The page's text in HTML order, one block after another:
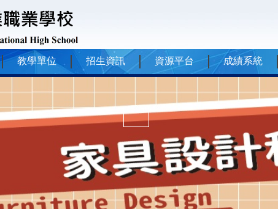
教學單位 招生資訊 資源平台 成績系統